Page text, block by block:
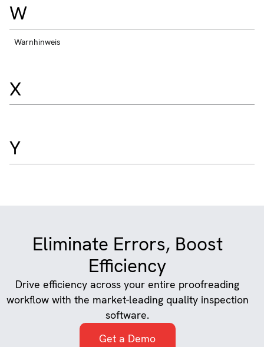
W
Warnhinweis
X
Y
Eliminate Errors, Boost
Efficiency
Drive efficiency across your entire proofreading
workflow with the market-leading quality inspection
software.
Get a Demo